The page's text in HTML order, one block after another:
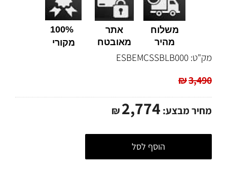
משלוח
מהיר
אתר
מאובטח
100%
מקורי
מק"ט: ESBEMCSSBLB000
₪3,490
מחיר מבצע: ₪2,774
הוסף לסל